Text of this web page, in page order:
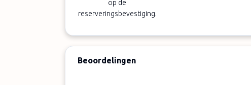
op de
reserveringsbevestiging.
Beoordelingen